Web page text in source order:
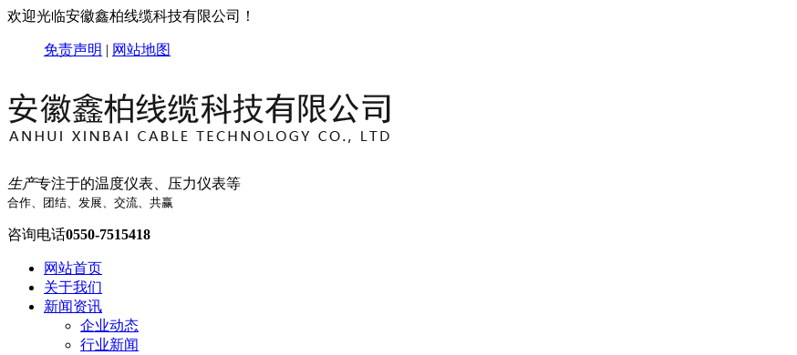
欢迎光临安徽鑫柏线缆科技有限公司！
免责声明 | 网站地图
生产专注于的温度仪表、压力仪表等
合作、团结、发展、交流、共赢
咨询电话0550-7515418
网站首页
关于我们
新闻资讯
企业动态
行业新闻